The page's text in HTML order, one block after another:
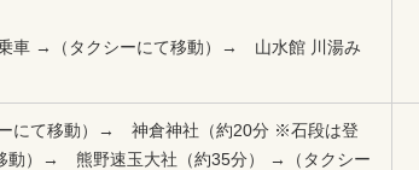
車 →（タクシーにて移動）→ 山水館 川湯み
にて移動）→ 神倉神社（約20分 ※石段は登
動）→ 熊野速玉⼤社（約35分） →（タクシー